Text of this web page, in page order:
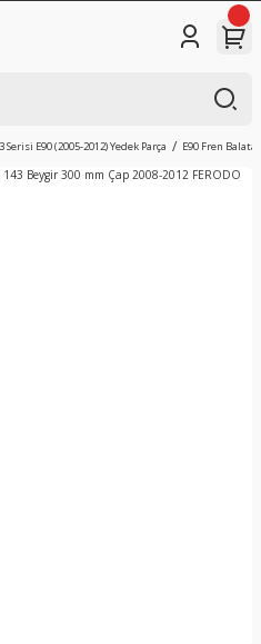
Serisi E90 (2005-2012) Yedek Parça E90 Fren